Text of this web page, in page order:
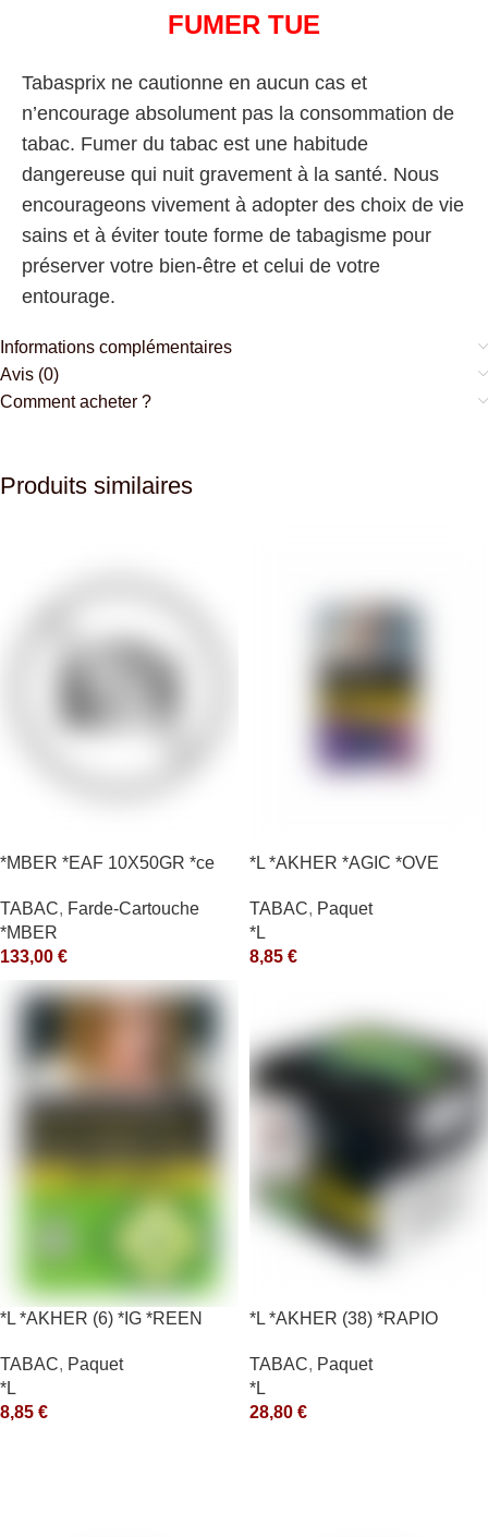
FUMER TUE
Tabasprix ne cautionne en aucun cas et
n’encourage absolument pas la consommation de
tabac. Fumer du tabac est une habitude
dangereuse qui nuit gravement à la santé. Nous
encourageons vivement à adopter des choix de vie
sains et à éviter toute forme de tabagisme pour
préserver votre bien-être et celui de votre
entourage.
Informations complémentaires
Avis (0)
Comment acheter ?
Produits similaires
*MBER *EAF 10X50GR *ce
TABAC, Farde-Cartouche
*MBER
133,00 €
*L *AKHER *AGIC *OVE
TABAC, Paquet
*L
8,85 €
*L *AKHER (6) *IG *REEN
TABAC, Paquet
*L
8,85 €
*L *AKHER (38) *RAPIO
TABAC, Paquet
*L
28,80 €